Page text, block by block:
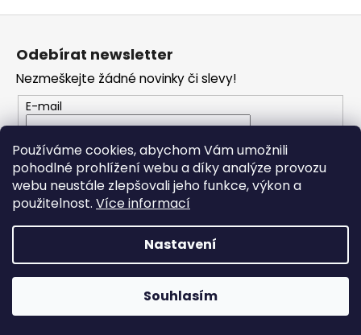
Používáme cookies, abychom Vám umožnili
pohodlné prohlížení webu a díky analýze provozu
webu neustále zlepšovali jeho funkce, výkon a
použitelnost. Více informací
Nastavení
Souhlasím
Z
í
Odebírat newsletter
Nezmeškejte žádné novinky či slevy!
E-mail
Vložením e-mailu souhlasíte s podmínkami
ochrany osobních údajů
PŘIHLÁSIT SE
RONDO MUSIC. Všechna práva vyhrazena.